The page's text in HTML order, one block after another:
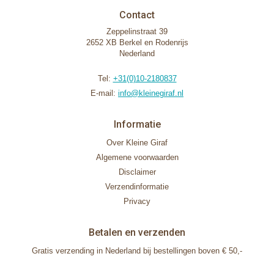
Contact
Zeppelinstraat 39
2652 XB Berkel en Rodenrijs
Nederland
Tel: +31(0)10-2180837
E-mail: info@kleinegiraf.nl
Informatie
Over Kleine Giraf
Algemene voorwaarden
Disclaimer
Verzendinformatie
Privacy
Betalen en verzenden
Gratis verzending in Nederland bij bestellingen boven € 50,-